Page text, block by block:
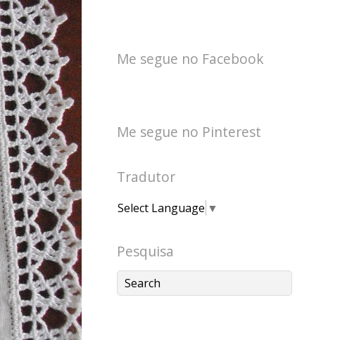
Me segue no Facebook
Me segue no Pinterest
Tradutor
Select Language ▼
Pesquisa